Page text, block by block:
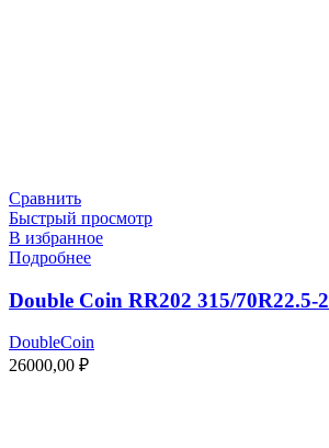
Сравнить
Быстрый просмотр
В избранное
Подробнее
Double Coin RR202 315/70R22.5-
DoubleCoin
26000,00 ₽